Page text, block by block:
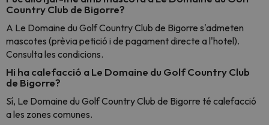
Country Club de Bigorre?
A Le Domaine du Golf Country Club de Bigorre s'admeten
mascotes (prèvia petició i de pagament directe a l'hotel).
Consulta les condicions.
Hi ha calefacció a Le Domaine du Golf Country Club
de Bigorre?
Sí, Le Domaine du Golf Country Club de Bigorre té calefacció
a les zones comunes.